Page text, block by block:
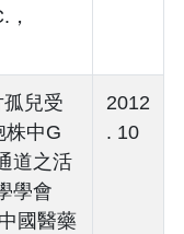
兒受
株中G
道之活
學會
國醫藥
2012
. 10